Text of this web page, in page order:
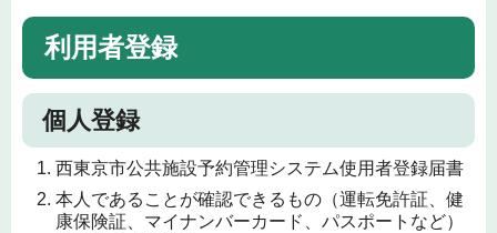
利用者登録
個人登録
西東京市公共施設予約管理システム使用者登録届書
本人であることが確認できるもの（運転免許証、健
康保険証、マイナンバーカード、パスポートなど）